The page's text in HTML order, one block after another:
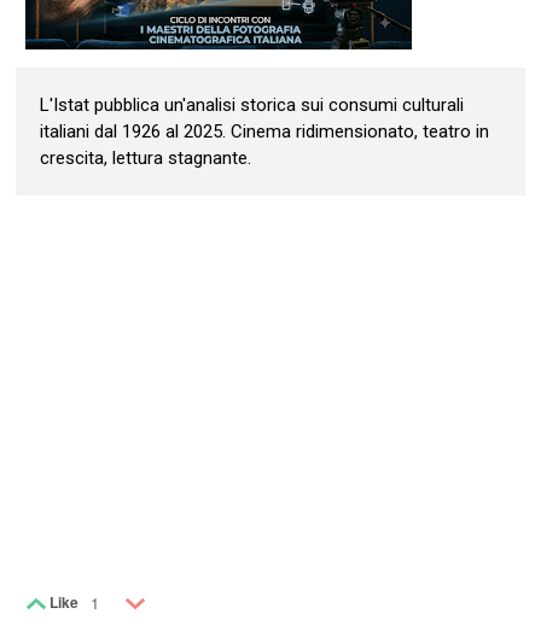
L'Istat pubblica un'analisi storica sui consumi culturali
italiani dal 1926 al 2025. Cinema ridimensionato, teatro in
crescita, lettura stagnante.
Like 1